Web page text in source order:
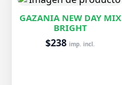
GAZANIA NEW DAY MIX
BRIGHT
$238 imp. incl.